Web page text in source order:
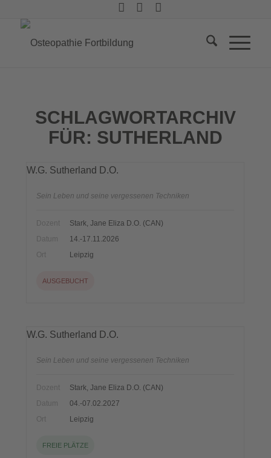
SCHLAGWORTARCHIV
FÜR: SUTHERLAND
W.G. Sutherland D.O.
Sein Leben und seine vergessenen Techniken
Dozent
Stark, Jane Eliza D.O. (CAN)
Datum
14.-17.11.2026
Ort
Leipzig
AUSGEBUCHT
W.G. Sutherland D.O.
Sein Leben und seine vergessenen Techniken
Dozent
Stark, Jane Eliza D.O. (CAN)
Datum
04.-07.02.2027
Ort
Leipzig
FREIE PLÄTZE